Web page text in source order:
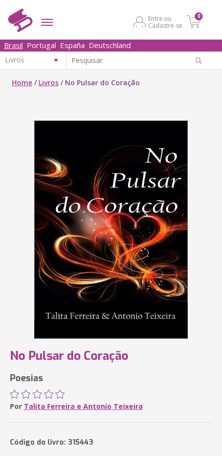
Entre ou
Cadastre-se
0
Brasil Portugal España Deutschland
Home / Livros / No Pulsar do Coração
No Pulsar do Coração
Poesias
Por Talita Ferreira e Antonio Teixeira
Código do livro: 315443